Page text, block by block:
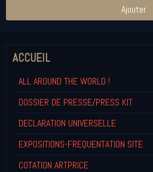
Ajouter
ACCUEIL
ALL AROUND THE WORLD !
DOSSIER DE PRESSE/PRESS KIT
DECLARATION UNIVERSELLE
EXPOSITIONS-FREQUENTATION SITE
COTATION ARTPRICE